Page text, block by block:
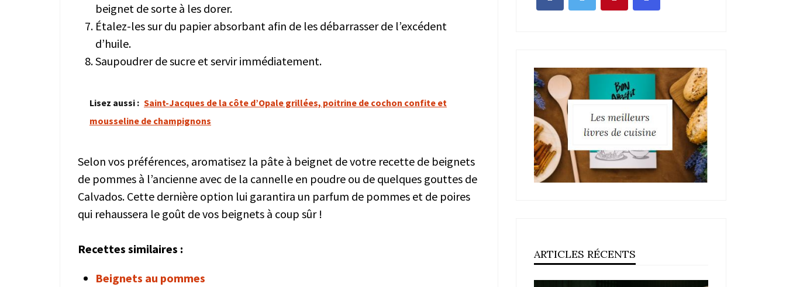
beignet de sorte à les dorer.
Étalez-les sur du papier absorbant afin de les débarrasser de l’excédent
d’huile.
Saupoudrer de sucre et servir immédiatement.
Lisez aussi : Saint-Jacques de la côte d’Opale grillées, poitrine de cochon confite et
mousseline de champignons
Selon vos préférences, aromatisez la pâte à beignet de votre recette de beignets
de pommes à l’ancienne avec de la cannelle en poudre ou de quelques gouttes de
Calvados. Cette dernière option lui garantira un parfum de pommes et de poires
qui rehaussera le goût de vos beignets à coup sûr !
Recettes similaires :
Beignets au pommes
ARTICLES RÉCENTS